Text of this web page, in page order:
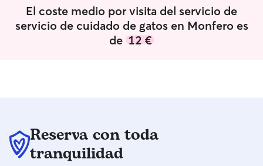
schnauzer . I have time to be with them
and walk them
El coste medio por visita del servicio de
servicio de cuidado de gatos en Monfero es
de 12 €
Reserva con toda
tranquilidad